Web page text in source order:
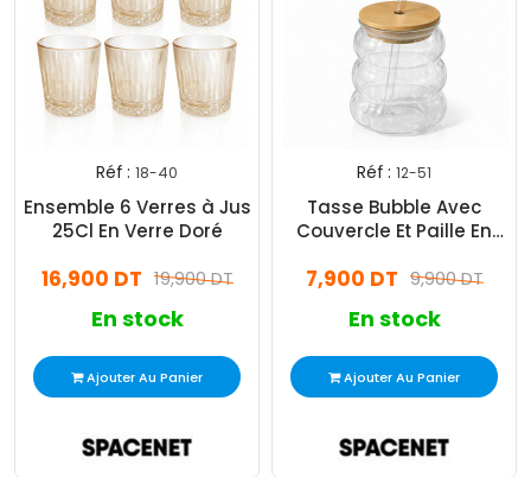
Réf : 18-40
Ensemble 6 Verres à Jus
25Cl En Verre Doré
19,900 DT
16,900 DT
En stock
Ajouter Au Panier
Réf : 12-51
Tasse Bubble Avec
Couvercle Et Paille En
9,900 DT
7,900 DT
En stock
Ajouter Au Panier